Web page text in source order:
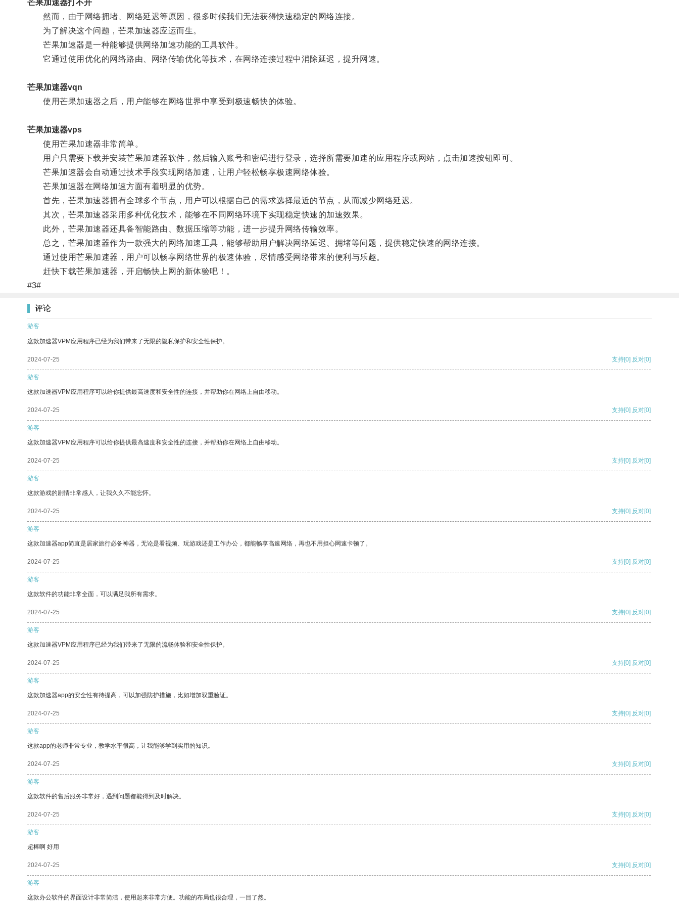
芒果加速器打不开
然而，由于网络拥堵、网络延迟等原因，很多时候我们无法获得快速稳定的网络连接。
为了解决这个问题，芒果加速器应运而生。
芒果加速器是一种能够提供网络加速功能的工具软件。
它通过使用优化的网络路由、网络传输优化等技术，在网络连接过程中消除延迟，提升网速。
芒果加速器vqn
使用芒果加速器之后，用户能够在网络世界中享受到极速畅快的体验。
芒果加速器vps
使用芒果加速器非常简单。
用户只需要下载并安装芒果加速器软件，然后输入账号和密码进行登录，选择所需要加速的应用程序或网站，点击加速按钮即可。
芒果加速器会自动通过技术手段实现网络加速，让用户轻松畅享极速网络体验。
芒果加速器在网络加速方面有着明显的优势。
首先，芒果加速器拥有全球多个节点，用户可以根据自己的需求选择最近的节点，从而减少网络延迟。
其次，芒果加速器采用多种优化技术，能够在不同网络环境下实现稳定快速的加速效果。
此外，芒果加速器还具备智能路由、数据压缩等功能，进一步提升网络传输效率。
总之，芒果加速器作为一款强大的网络加速工具，能够帮助用户解决网络延迟、拥堵等问题，提供稳定快速的网络连接。
通过使用芒果加速器，用户可以畅享网络世界的极速体验，尽情感受网络带来的便利与乐趣。
赶快下载芒果加速器，开启畅快上网的新体验吧！。
#3#
评论
游客
这款加速器VPM应用程序已经为我们带来了无限的隐私保护和安全性保护。
2024-07-25 支持[0] 反对[0]
游客
这款加速器VPM应用程序可以给你提供最高速度和安全性的连接，并帮助你在网络上自由移动。
2024-07-25 支持[0] 反对[0]
游客
这款加速器VPM应用程序可以给你提供最高速度和安全性的连接，并帮助你在网络上自由移动。
2024-07-25 支持[0] 反对[0]
游客
这款游戏的剧情非常感人，让我久久不能忘怀。
2024-07-25 支持[0] 反对[0]
游客
这款加速器app简直是居家旅行必备神器，无论是看视频、玩游戏还是工作办公，都能畅享高速网络，再也不用担心网速卡顿了。
2024-07-25 支持[0] 反对[0]
游客
这款软件的功能非常全面，可以满足我所有需求。
2024-07-25 支持[0] 反对[0]
游客
这款加速器VPM应用程序已经为我们带来了无限的流畅体验和安全性保护。
2024-07-25 支持[0] 反对[0]
游客
这款加速器app的安全性有待提高，可以加强防护措施，比如增加双重验证。
2024-07-25 支持[0] 反对[0]
游客
这款app的老师非常专业，教学水平很高，让我能够学到实用的知识。
2024-07-25 支持[0] 反对[0]
游客
这款软件的售后服务非常好，遇到问题都能得到及时解决。
2024-07-25 支持[0] 反对[0]
游客
超棒啊 好用
2024-07-25 支持[0] 反对[0]
游客
这款办公软件的界面设计非常简洁，使用起来非常方便。功能的布局也很合理，一目了然。